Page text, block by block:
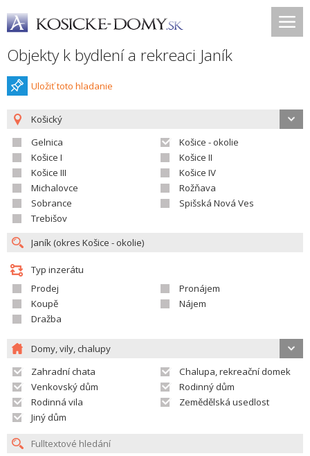
Objekty k bydlení a rekreaci Janík
Uložiť toto hladanie
Košický
Gelnica
Košice - okolie
Košice I
Košice II
Košice III
Košice IV
Michalovce
Rožňava
Sobrance
Spišská Nová Ves
Trebišov
Typ inzerátu
Prodej
Pronájem
Koupě
Nájem
Dražba
Domy, vily, chalupy
Zahradní chata
Chalupa, rekreační domek
Venkovský dům
Rodinný dům
Rodinná vila
Zemědělská usedlost
Jiný dům